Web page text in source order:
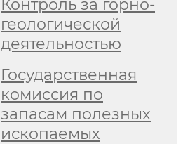
Контроль за горно-
геологической
деятельностью
Государственная
комиссия по
запасам полезных
ископаемых